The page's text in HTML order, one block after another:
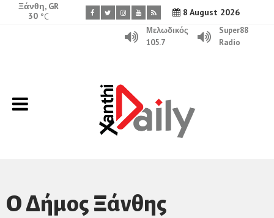
8 August 2026
Ξάνθη, GR
30 °C
Μελωδικός
105.7
Super88
Radio
O Δήμος Ξάνθης